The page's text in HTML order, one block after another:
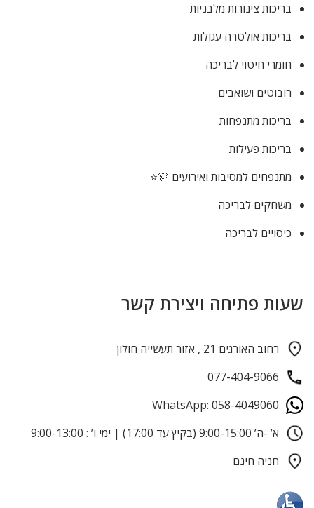
בריכות צינורות מלבניות
בריכות אולטרה עגולות
חומרי חיטוי לבריכה
רובוטים ושואבים
בריכות מתנפחות
בריכות פעילות
מתנפחים למסיבות ואירועים 🎊⭐
משחקים לבריכה
כיסויים לבריכה
שעות פתיחה ויצירת קשר
רחוב האורגים 21 , אזור תעשייה חולון
077-404-9066
WhatsApp: 058-4049060
א’ -ה’ 9:00-15:00 (בקיץ עד 17:00) | ימי ו’ : 9:00-13:00
חניה חינם